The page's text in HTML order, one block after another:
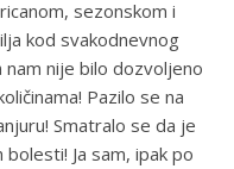
sezonskom i
kod svakodnevnog
nije bilo dozvoljeno
Pazilo se na
Smatralo se da je
Ja sam, ipak po